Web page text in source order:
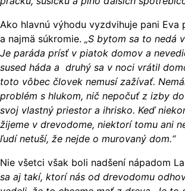
Ako hlavnú výhodu vyzdvihuje pani Eva
a najmä súkromie. „S bytom sa to nedá
Je paráda prísť v piatok domov a
sused háda a druhý sa v noci vrátil
toto vôbec človek nemusí zažívať.
problém s hlukom, nič nepočuť z izby
svoj vlastný priestor a ihrisko. Keď
žijeme v drevodome, niektorí tomu ani
ľudí netuší, že nejde o murovaný dom.“
Nie všetci však boli nadšení nápadom
sa aj takí, ktorí nás od drevodomu